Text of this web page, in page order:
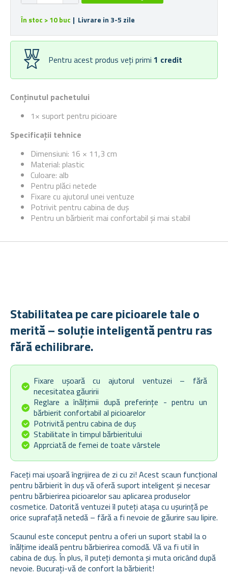
Conținutul pachetului
1× suport pentru picioare
Specificații tehnice
Dimensiuni: 16 × 11,3 cm
Material: plastic
Culoare: alb
Pentru plăci netede
Fixare cu ajutorul unei ventuze
Potrivit pentru cabina de duș
Pentru un bărbierit mai confortabil și mai stabil
În stoc > 10 buc | Livrare in 3-5 zile
Pentru acest produs veți primi 1 credit
Stabilitatea pe care picioarele tale o
merită – soluție inteligentă pentru ras
fără echilibrare.
Fixare ușoară cu ajutorul ventuzei – fără
necesitatea găuririi
Reglare a înălțimii după preferințe - pentru un
bărbierit confortabil al picioarelor
Potrivită pentru cabina de duș
Stabilitate în timpul bărbieritului
Apprciată de femei de toate vârstele
Faceți mai ușoară îngrijirea de zi cu zi! Acest scaun funcțional
pentru bărbierit în duș vă oferă suport inteligent și necesar
pentru bărbierirea picioarelor sau aplicarea produselor
cosmetice. Datorită ventuzei îl puteți atașa cu ușurință pe
orice suprafață netedă – fără a fi nevoie de găurire sau lipire.
Scaunul este conceput pentru a oferi un suport stabil la o
înălțime ideală pentru bărbierirea comodă. Vă va fi util în
cabina de duș. În plus, îl puteți demonta și muta oricând după
nevoie. Bucurați-vă de confort la bărbierit!